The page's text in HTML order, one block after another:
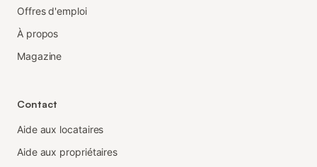
Offres d'emploi
À propos
Magazine
Contact
Aide aux locataires
Aide aux propriétaires